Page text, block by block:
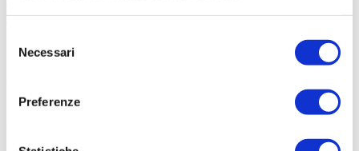
delNecessari
Preferenze
alimentazione, raffreddamento, rete e sicurezza.
Sistemi di alimentazione ridondanti con UPS e generatori diesel per